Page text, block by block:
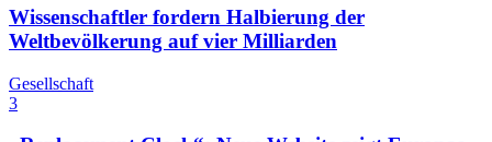
Wissenschaftler fordern Halbierung der
Weltbevölkerung auf vier Milliarden
Gesellschaft
3